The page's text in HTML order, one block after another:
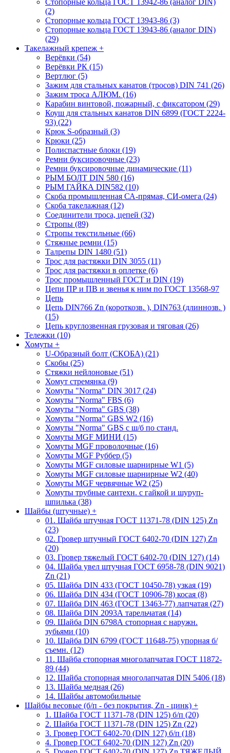
Стопорные кольца ГОСТ 13942-86 (аналог DIN)
(2)
Стопорные кольца ГОСТ 13943-86 (3)
Стопорные кольца ГОСТ 13943-86 (аналог DIN)
(29)
Такелажный крепеж +
Верёвки (54)
Верёвки РК (15)
Вертлюг (5)
Зажим для стальных канатов (тросов) DIN 741 (26)
Зажим троса АЛЮМ. (16)
Карабин винтовой, пожарный, с фиксатором (29)
Коуш для стальных канатов DIN 6899 (ГОСТ 2224-
93) (22)
Крюк S-образный (3)
Крюки (25)
Полиспастные блоки (19)
Ремни буксировочные (23)
Ремни буксировочные динамические (11)
РЫМ БОЛТ DIN 580 (16)
РЫМ ГАЙКА DIN582 (10)
Скоба промышленная СА-прямая, СИ-омега (24)
Скоба такелажная (12)
Соединители троса, цепей (32)
Стропы (89)
Стропы текстильные (66)
Стяжные ремни (15)
Талрепы DIN 1480 (51)
Трос для растяжки DIN 3055 (11)
Трос для растяжки в оплетке (6)
Трос промышленный ГОСТ и DIN (19)
Цепи ПР и ПВ и звенья к ним по ГОСТ 13568-97
Цепь
Цепь DIN766 Zn (короткозв. ), DIN763 (длиннозв. )
(15)
Цепь круглозвенная грузовая и тяговая (26)
Тележки (10)
Хомуты +
U-Образный болт (СКОБА) (21)
Скобы (25)
Стяжки нейлоновые (51)
Хомут стремянка (9)
Хомуты "Norma" DIN 3017 (24)
Хомуты "Norma" FBS (6)
Хомуты "Norma" GBS (38)
Хомуты "Norma" GBS W2 (16)
Хомуты "Norma" GBS с ш/б по станд.
Хомуты MGF МИНИ (15)
Хомуты MGF проволочные (16)
Хомуты MGF Руббер (5)
Хомуты MGF силовые шарнирные W1 (5)
Хомуты MGF силовые шарнирные W2 (40)
Хомуты MGF червячные W2 (25)
Хомуты трубные сантехн. с гайкой и шуруп-
шпилька (38)
Шайбы (штучные) +
01. Шайба штучная ГОСТ 11371-78 (DIN 125) Zn
(23)
02. Гровер штучный ГОСТ 6402-70 (DIN 127) Zn
(20)
03. Гровер тяжелый ГОСТ 6402-70 (DIN 127) (14)
04. Шайба увел штучная ГОСТ 6958-78 (DIN 9021)
Zn (21)
05. Шайба DIN 433 (ГОСТ 10450-78) узкая (19)
06. Шайба DIN 434 (ГОСТ 10906-78) косая (8)
07. Шайба DIN 463 (ГОСТ 13463-77) лапчатая (27)
08. Шайба DIN 2093А тарельчатая (14)
09. Шайба DIN 6798А стопорная с наружн.
зубьями (10)
10. Шайба DIN 6799 (ГОСТ 11648-75) упорная б/
съемн. (12)
11. Шайба стопорная многолапчатая ГОСТ 11872-
89 (44)
12. Шайба стопорная многолапчатая DIN 5406 (18)
13. Шайба медная (26)
14. Шайбы автомобильные
Шайбы весовые (б/п - без покрытия, Zn - цинк) +
1. Шайба ГОСТ 11371-78 (DIN 125) б/п (20)
2. Шайба ГОСТ 11371-78 (DIN 125) Zn (22)
3. Гровер ГОСТ 6402-70 (DIN 127) б/п (18)
4. Гровер ГОСТ 6402-70 (DIN 127) Zn (20)